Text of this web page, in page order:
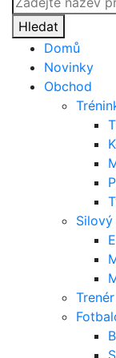
search
Hledat
Domů
Novinky
Obchod